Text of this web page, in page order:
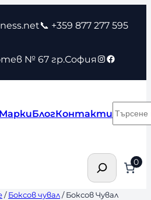
📞 +359 877 277 595
№ 67 гр.София Instagram
Facebook
МаркиБлогКонтакти
Търсене 0
/Боксов чувал/ Боксов Чувал